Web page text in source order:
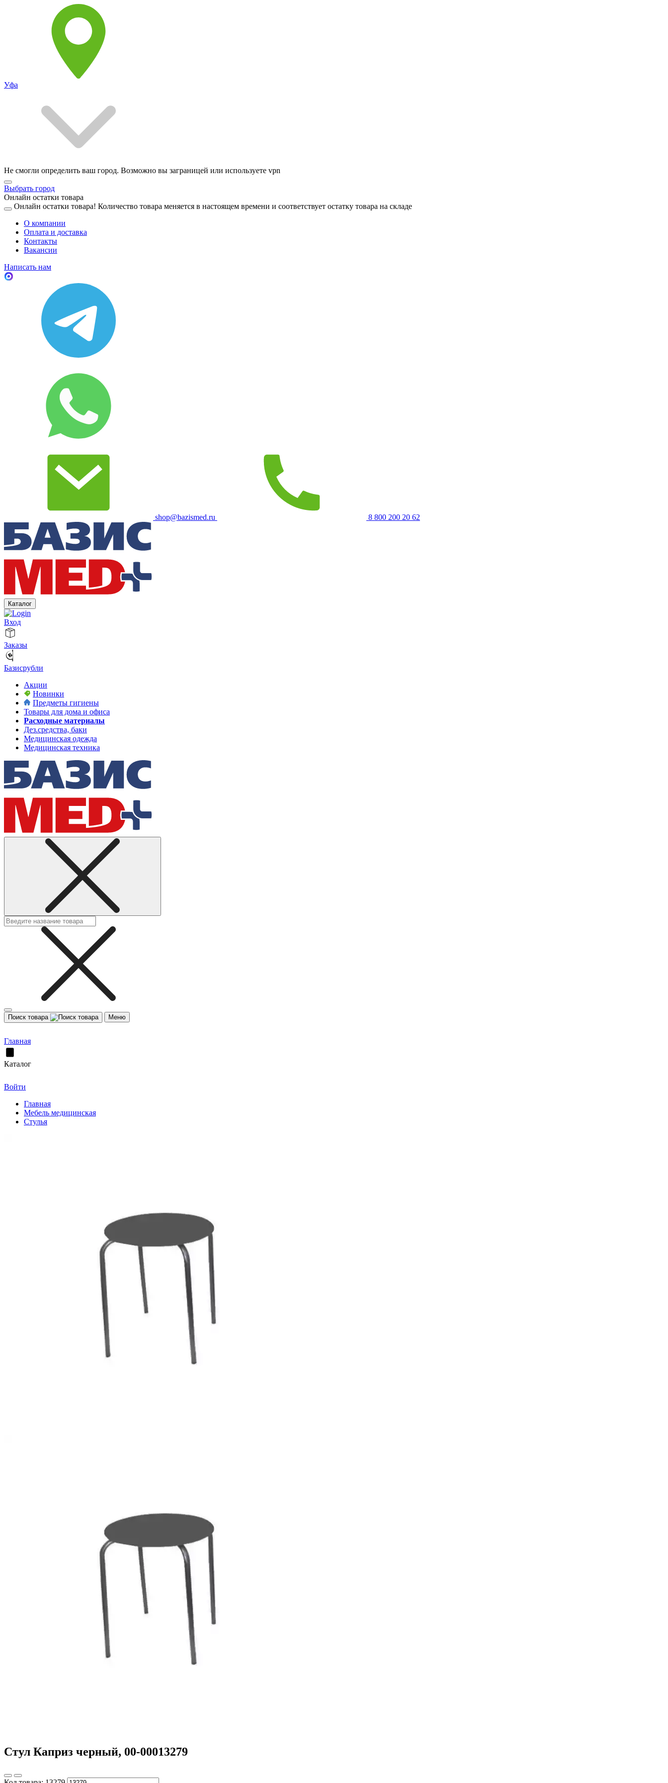
Уфа
Не смогли определить ваш город. Возможно вы заграницей или используете vpn
Выбрать город
Онлайн остатки товара
Онлайн остатки товара! Количество товара меняется в настоящем времени и соответствует остатку товара на складе
О компании
Оплата и доставка
Контакты
Вакансии
Написать нам
shop@bazismed.ru 8 800 200 20 62
Каталог
Вход
Заказы
Базисрубли
Акции
Новинки
Предметы гигиены
Товары для дома и офиса
Расходные материалы
Дез.средства, баки
Медицинская одежда
Медицинская техника
Поиск товара Меню
Главная
Каталог
Войти
Главная
Мебель медицинская
Стулья
Стул Каприз черный, 00-00013279